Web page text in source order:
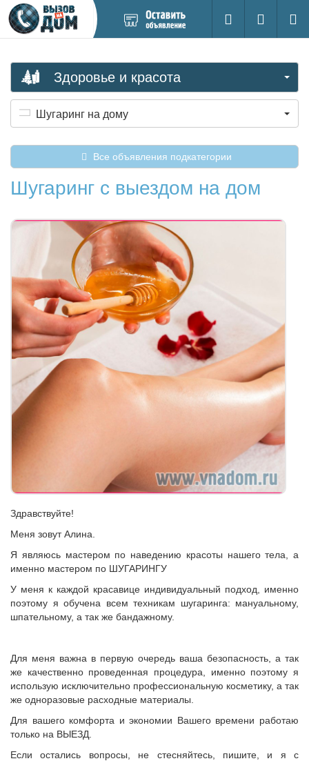
новое
Поиск
Вход на
Здоровье и красота
Шугаринг на дому
Все объявления подкатегории
Шугаринг с выездом на дом
Здравствуйте!
Меня зовут Алина.
Я являюсь мастером по наведению красоты нашего тела, а
именно мастером по ШУГАРИНГУ
У меня к каждой красавице индивидуальный подход, именно
поэтому я обучена всем техникам шугаринга: мануальному,
шпательному, а так же бандажному.
Для меня важна в первую очередь ваша безопасность, а так
же качественно проведенная процедура, именно поэтому я
использую исключительно профессиональную косметику, а так
же одноразовые расходные материалы.
Для вашего комфорта и экономии Вашего времени работаю
только на ВЫЕЗД.
Если остались вопросы, не стесняйтесь, пишите, и я с